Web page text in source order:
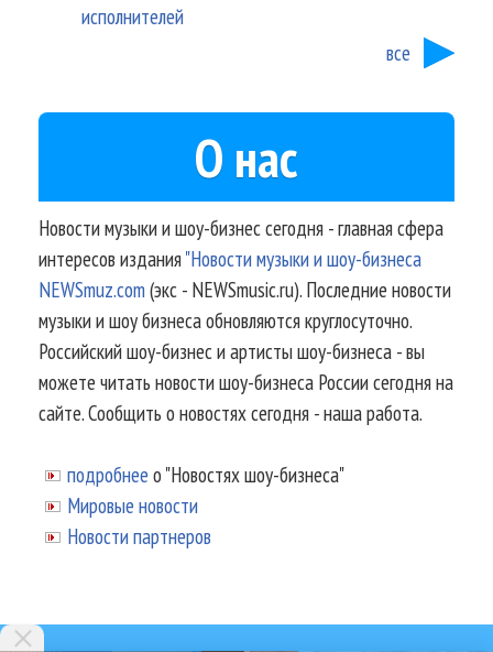
исполнителей
все
О нас
Новости музыки и шоу-бизнес сегодня - главная сфера
интересов издания"Новости музыки и шоу-бизнеса
NEWSmuz.com(экс - NEWSmusic.ru). Последние новости
музыки и шоу бизнеса обновляются круглосуточно.
Российский шоу-бизнес и артисты шоу-бизнеса - вы
можете читать новости шоу-бизнеса России сегодня на
сайте. Сообщить о новостях сегодня - наша работа.
подробнее о "Новостях шоу-бизнеса"
Мировые новости
Новости партнеров